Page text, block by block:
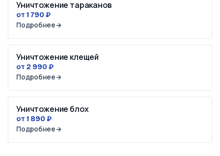
Уничтожение тараканов
от 1 790 ₽
Подробнее→
Уничтожение клещей
от 2 990 ₽
Подробнее→
Уничтожение блох
от 1 890 ₽
Подробнее→